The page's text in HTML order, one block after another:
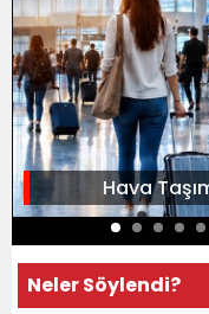
Hava
Neler Söylendi?